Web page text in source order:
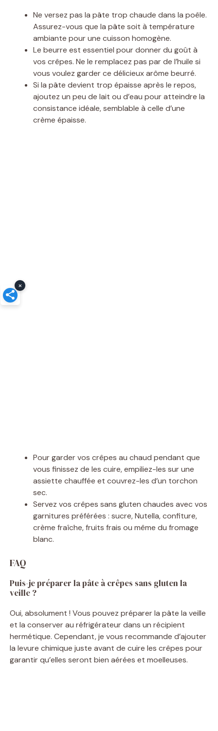
Ne versez pas la pâte trop chaude dans la poêle.
Assurez-vous que la pâte soit à température
ambiante pour une cuisson homogène.
Le beurre est essentiel pour donner du goût à
vos crêpes. Ne le remplacez pas par de l’huile si
vous voulez garder ce délicieux arôme beurré.
Si la pâte devient trop épaisse après le repos,
ajoutez un peu de lait ou d’eau pour atteindre la
consistance idéale, semblable à celle d’une
crème épaisse.
Pour garder vos crêpes au chaud pendant que
vous finissez de les cuire, empiliez-les sur une
assiette chauffée et couvrez-les d’un torchon
sec.
Servez vos crêpes sans gluten chaudes avec vos
garnitures préférées : sucre, Nutella, confiture,
crème fraîche, fruits frais ou même du fromage
blanc.
FAQ
Puis-je préparer la pâte à crêpes sans gluten la
veille ?
Oui, absolument ! Vous pouvez préparer la pâte la veille
et la conserver au réfrigérateur dans un récipient
hermétique. Cependant, je vous recommande d’ajouter
la levure chimique juste avant de cuire les crêpes pour
garantir qu’elles seront bien aérées et moelleuses.
×